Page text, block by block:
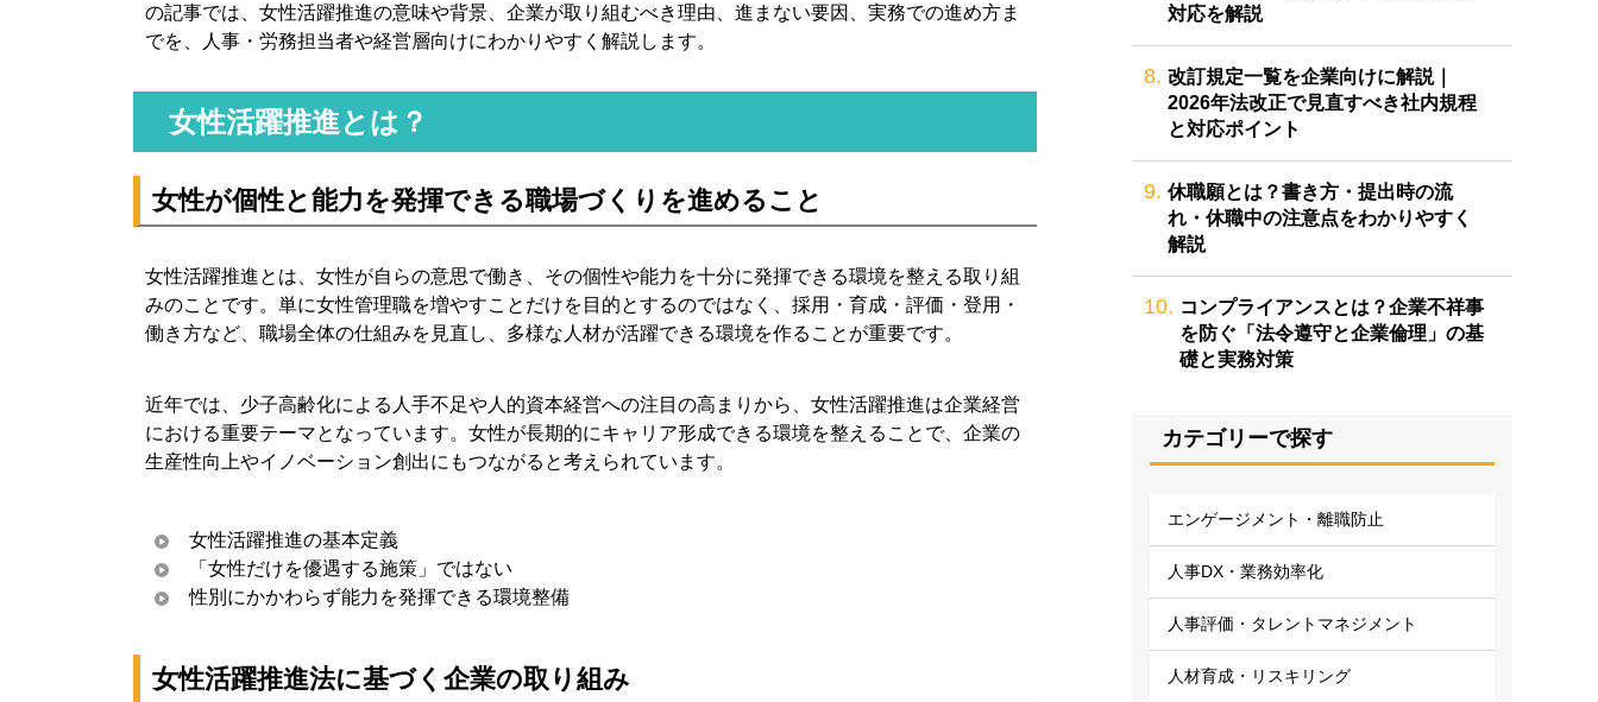
5-5. インポスターシンドロームや自己効力感の課題
6. 女性活躍推進を進める実務ステップ
6-1. 現状データを把握する
6-2. 課題を分析し、優先順位を決める
6-4. 管理職・評価者への研修を実施する
6-6. 働き方改革と両立支援をセットで進める
7. 女性管理職を増やすための具体策
7-1. 昇進候補者の母集団を可視化する
7-3. 上司が本人に期待を言語化する
7-4. 管理職の働き方そのものを見直す
8-1. 数値目標だけを追うと形骸化しやすい
8-2. 女性だけに負担を押し付けない
8-3. 制度導入だけでなく職場風土改革まで行う
9. 女性活躍推進に関するよくある質問（FAQ）
の記事では、女性活躍推進の意味や背景、企業が取り組むべき理由、進まない要因、実務での進め方ま
でを、人事・労務担当者や経営層向けにわかりやすく解説します。
女性活躍推進とは？
女性が個性と能力を発揮できる職場づくりを進めること
女性活躍推進とは、女性が自らの意思で働き、その個性や能力を十分に発揮できる環境を整える取り組
みのことです。単に女性管理職を増やすことだけを目的とするのではなく、採用・育成・評価・登用・
働き方など、職場全体の仕組みを見直し、多様な人材が活躍できる環境を作ることが重要です。
近年では、少子高齢化による人手不足や人的資本経営への注目の高まりから、女性活躍推進は企業経営
における重要テーマとなっています。女性が長期的にキャリア形成できる環境を整えることで、企業の
生産性向上やイノベーション創出にもつながると考えられています。
女性活躍推進の基本定義
「女性だけを優遇する施策」ではない
性別にかかわらず能力を発揮できる環境整備
女性活躍推進法に基づく企業の取り組み
対応を解説
8. 改訂規定一覧を企業向けに解説｜
2026年法改正で見直すべき社内規程
と対応ポイント
9. 休職願とは？書き方・提出時の流
れ・休職中の注意点をわかりやすく
解説
10. コンプライアンスとは？企業不祥事
を防ぐ「法令遵守と企業倫理」の基
礎と実務対策
カテゴリーで探す
エンゲージメント・離職防止
人事DX・業務効率化
人事評価・タレントマネジメント
人材育成・リスキリング